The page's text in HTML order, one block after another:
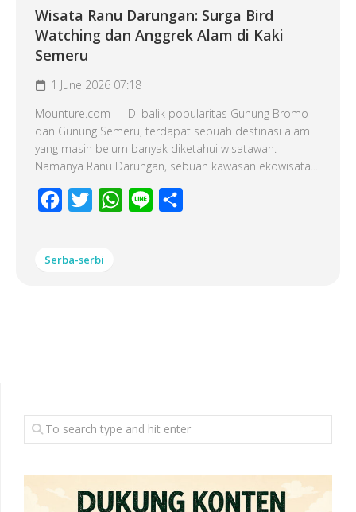
Wisata Ranu Darungan: Surga Bird
Watching dan Anggrek Alam di Kaki
Semeru
1 June 2026 07:18
Mounture.com — Di balik popularitas Gunung Bromo
dan Gunung Semeru, terdapat sebuah destinasi alam
yang masih belum banyak diketahui wisatawan.
Namanya Ranu Darungan, sebuah kawasan ekowisata...
Facebook
Twitter WhatsApp
Line
Serba-serbi